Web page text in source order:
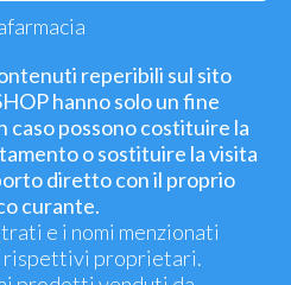
reperibili sul sito
hanno solo un fine
caso possono costituire la
o sostituire la visita
diretto con il proprio
curante.
e i nomi menzionati
rispettivi proprietari.